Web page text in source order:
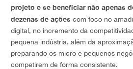
projeto e se beneficiar não apenas
dezenas de ações com foco no
digital, no incremento da
pequena indústria, além da
preparando os micro e pequenos
competirem de forma consistente.